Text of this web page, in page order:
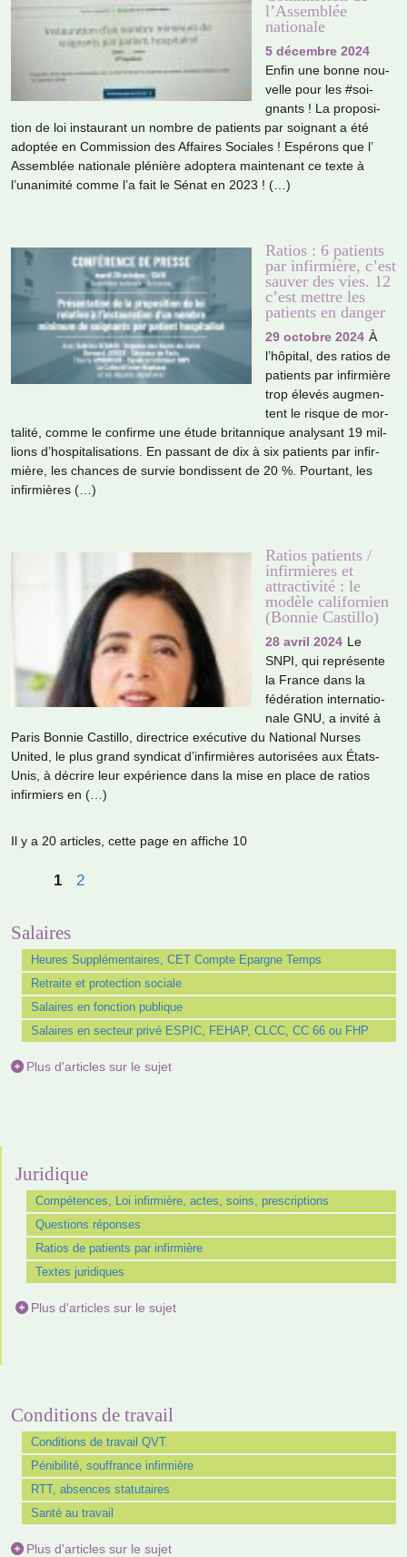
l’Assemblée
nationale
5 décembre 2024
Enfin une bonne nou­
velle pour les #soi­
gnants ! La pro­po­si­
tion de loi ins­tau­rant un nombre de patients par soi­gnant a été
adop­tée en Commission des Affaires Sociales ! Espérons que l’
Assemblée natio­nale plé­nière adop­tera main­te­nant ce texte à
l’una­ni­mité comme l’a fait le Sénat en 2023 ! (…)
Ratios : 6 patients
par infirmière, c’est
sauver des vies. 12
c’est mettre les
patients en danger
29 octobre 2024 À
l’hôpi­tal, des ratios de
patients par infir­mière
trop élevés aug­men­
tent le risque de mor­
ta­lité, comme le confirme une étude bri­tan­ni­que ana­ly­sant 19 mil­
lions d’hos­pi­ta­li­sa­tions. En pas­sant de dix à six patients par infir­
mière, les chan­ces de survie bon­dis­sent de 20 %. Pourtant, les
infir­miè­res (…)
Ratios patients /
infirmières et
attractivité : le
modèle californien
(Bonnie Castillo)
28 avril 2024 Le
SNPI, qui repré­sente
la France dans la
fédé­ra­tion inter­na­tio­
nale GNU, a invité à
Paris Bonnie Castillo, direc­trice exé­cu­tive du National Nurses
United, le plus grand syn­di­cat d’infir­miè­res auto­ri­sées aux États-
Unis, à décrire leur expé­rience dans la mise en place de ratios
infir­miers en (…)
Il y a 20 articles, cette page en affiche 10
1 2
Salaires
Heures Supplémentaires, CET Compte Epargne Temps
Retraite et protection sociale
Salaires en fonction publique
Salaires en secteur privé ESPIC, FEHAP, CLCC, CC 66 ou FHP
Plus d'articles sur le sujet
Juridique
Compétences, Loi infirmière, actes, soins, prescriptions
Questions réponses
Ratios de patients par infirmière
Textes juridiques
Plus d'articles sur le sujet
Conditions de travail
Conditions de travail QVT
Pénibilité, souffrance infirmière
RTT, absences statutaires
Santé au travail
Plus d'articles sur le sujet